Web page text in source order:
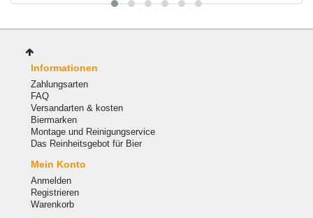
Informationen
Zahlungsarten
FAQ
Versandarten & kosten
Biermarken
Montage und Reinigungservice
Das Reinheitsgebot für Bier
Mein Konto
Anmelden
Registrieren
Warenkorb